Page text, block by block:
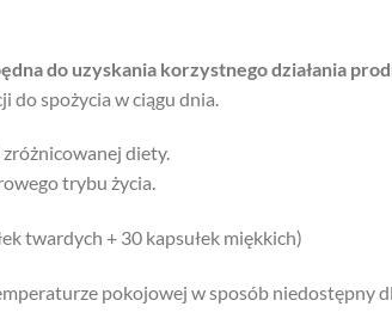
do uzyskania korzystnego działania
do spożycia w ciągu dnia.
diety.
trybu życia.
twardych + 30 kapsułek miękkich)
pokojowej w sposób niedostępny